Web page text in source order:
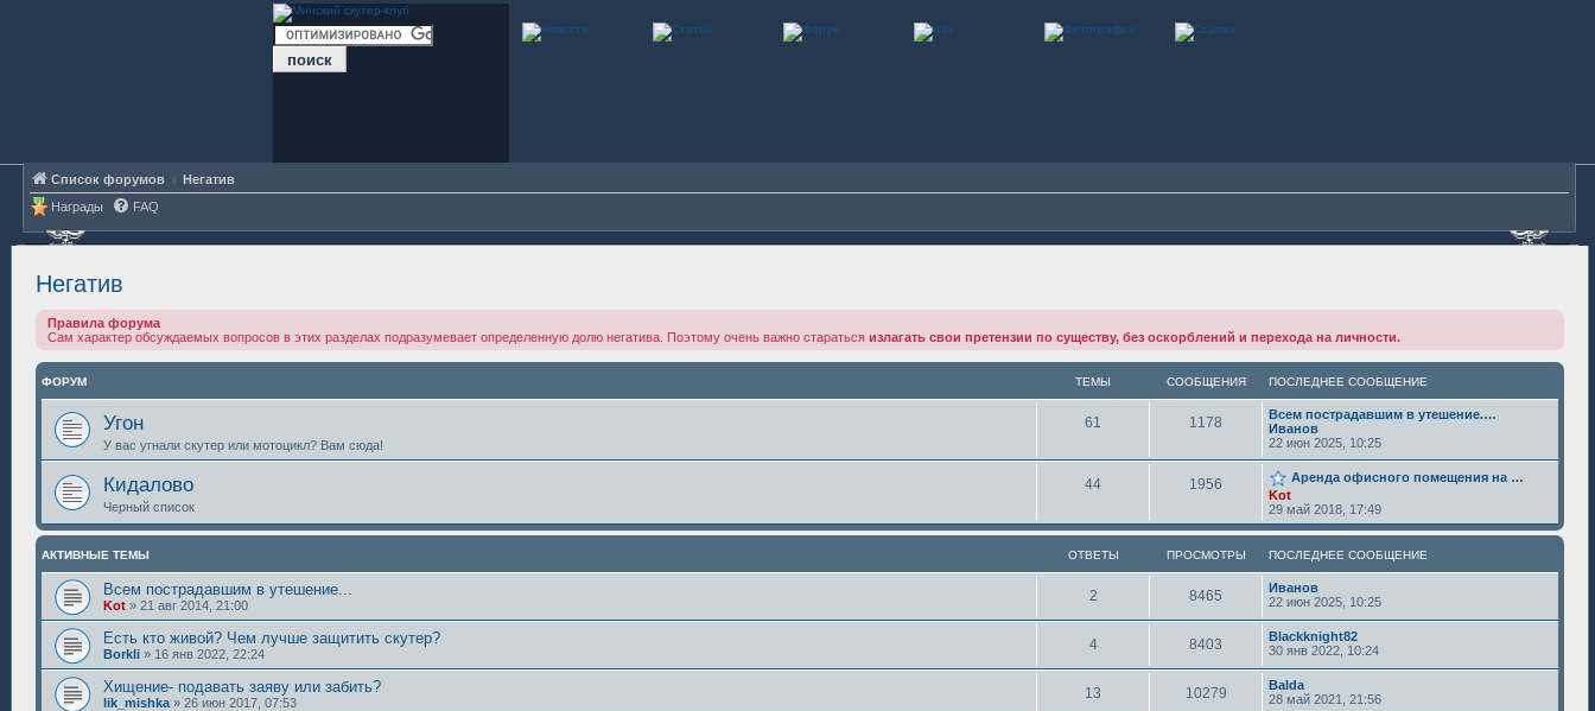
Список форумов
Негатив
Награды
FAQ
Негатив
Правила форума
Сам характер обсуждаемых вопросов в этих разделах подразумевает определенную долю негатива. Поэтому очень важно стараться излагать свои претензии по существу, без оскорблений и перехода на личности.
ФОРУМ ТЕМЫ СООБЩЕНИЯ ПОСЛЕДНЕЕ СООБЩЕНИЕ
Угон
У вас угнали скутер или мотоцикл? Вам сюда!
61 1178
Всем пострадавшим в утешение.…
Иванов
22 июн 2025, 10:25
Кидалово
Черный список
44 1956
Аренда офисного помещения на …
Kot
29 май 2018, 17:49
АКТИВНЫЕ ТЕМЫ ОТВЕТЫ ПРОСМОТРЫ ПОСЛЕДНЕЕ СООБЩЕНИЕ
Всем пострадавшим в утешение...
Kot » 21 авг 2014, 21:00
2 8465
Иванов
22 июн 2025, 10:25
Есть кто живой? Чем лучше защитить скутер?
Borkli » 16 янв 2022, 22:24
4 8403
Blackknight82
30 янв 2022, 10:24
Хищение- подавать заяву или забить?
lik_mishka » 26 июн 2017, 07:53
13 10279
Balda
28 май 2021, 21:56